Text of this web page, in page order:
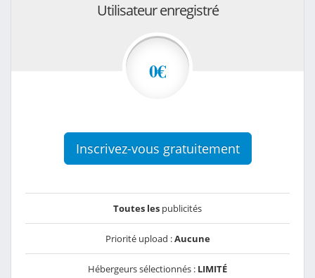
Utilisateur enregistré
0€
Inscrivez-vous gratuitement
Toutes les publicités
Priorité upload :Aucune
Hébergeurs sélectionnés : LIMITÉ